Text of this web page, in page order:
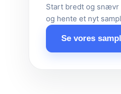
Start bredt og snævr
og hente et nyt
Se vores